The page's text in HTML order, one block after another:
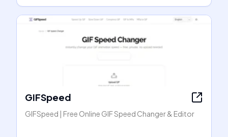
GIFSpeed
GIFSpeed | Free Online GIF Speed Changer & Editor